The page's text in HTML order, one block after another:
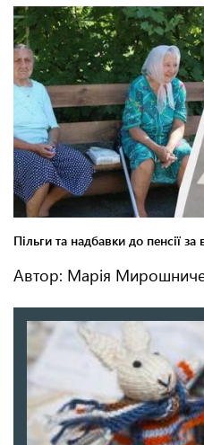
Автор: Марія